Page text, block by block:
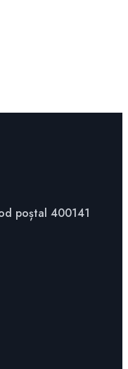
poștal 400141